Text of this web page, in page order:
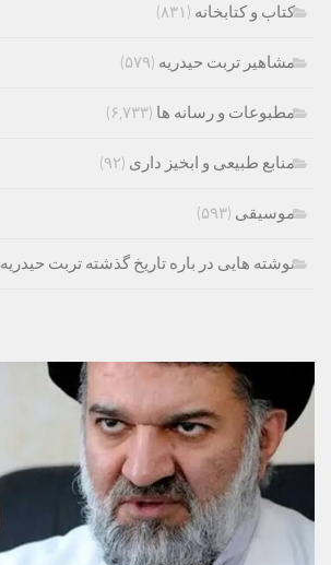
کتاب و کتابخانه (۸۳۱)
مشاهیر تربت حیدریه (۵۷۹)
مطبوعات و رسانه ها (۶,۷۳۳)
منابع طبیعی و ابخیز داری (۹۲)
موسیقی (۵۹۳)
نوشته هایی در باره تاریخ گذشته تربت حیدریه